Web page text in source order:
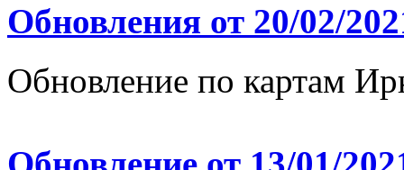
Обновления от 20/02/
Обновление по картам